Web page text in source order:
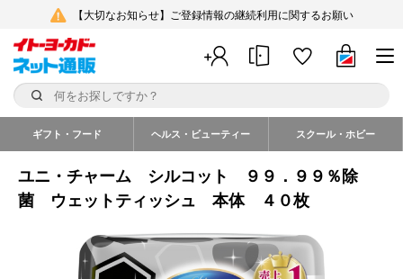
【大切なお知らせ】ご登録情報の継続利用に関するお願い
ギフト・フード ヘルス・ビューティー スクール・ホビー
ユニ・チャーム シルコット ９９．９９％除
菌 ウェットティッシュ 本体 ４０枚